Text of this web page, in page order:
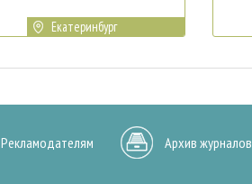
Екатеринбург
Рекламодателям Архив журналов